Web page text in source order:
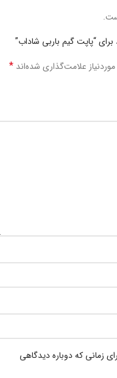
“پاپت گیم باربی شاداب”
علامت‌گذاری شده‌اند *
زمانی که دوباره دیدگاهی